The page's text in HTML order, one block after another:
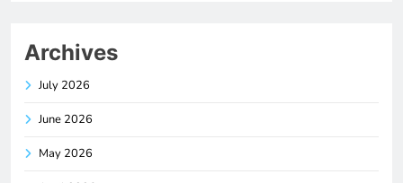
Archives
July 2026
June 2026
May 2026